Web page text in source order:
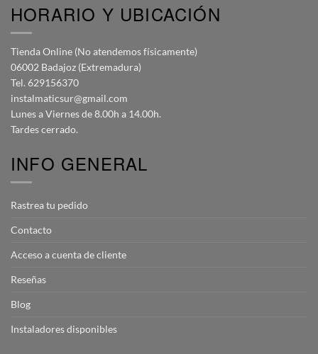
HORARIO Y UBICACIÓN
Tienda Online (No atendemos físicamente)
06002 Badajoz (Extremadura)
Tel. 629156370
instalmaticsur@gmail.com
Lunes a Viernes de 8.00h a 14.00h.
Tardes cerrado.
INFO GENERAL
Rastrea tu pedido
Contacto
Acceso a cuenta de cliente
Reseñas
Blog
Instaladores disponibles